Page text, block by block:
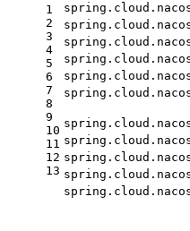
1
2
3
4
5
6
7
8
9
10
11
12
13